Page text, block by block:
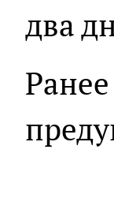
два